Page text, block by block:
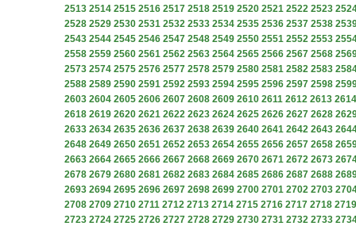
2513 2514 2515 2516 2517 2518 2519 2520 2521 2522 2523
2528 2529 2530 2531 2532 2533 2534 2535 2536 2537 2538
2543 2544 2545 2546 2547 2548 2549 2550 2551 2552 2553
2558 2559 2560 2561 2562 2563 2564 2565 2566 2567 2568
2573 2574 2575 2576 2577 2578 2579 2580 2581 2582 2583
2588 2589 2590 2591 2592 2593 2594 2595 2596 2597 2598
2603 2604 2605 2606 2607 2608 2609 2610 2611 2612 2613 2614
2618 2619 2620 2621 2622 2623 2624 2625 2626 2627 2628
2633 2634 2635 2636 2637 2638 2639 2640 2641 2642 2643
2648 2649 2650 2651 2652 2653 2654 2655 2656 2657 2658
2663 2664 2665 2666 2667 2668 2669 2670 2671 2672 2673
2678 2679 2680 2681 2682 2683 2684 2685 2686 2687 2688
2693 2694 2695 2696 2697 2698 2699 2700 2701 2702 2703
2708 2709 2710 2711 2712 2713 2714 2715 2716 2717 2718 2719
2723 2724 2725 2726 2727 2728 2729 2730 2731 2732 2733